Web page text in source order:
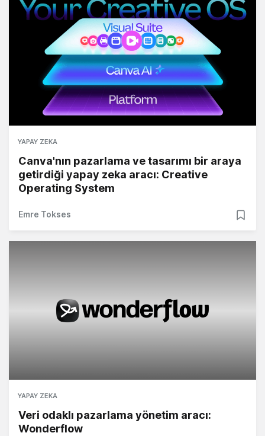
YAPAY ZEKA
Canva'nın pazarlama ve tasarımı bir araya
getirdiği yapay zeka aracı: Creative
Operating System
Emre Tokses
YAPAY ZEKA
Veri odaklı pazarlama yönetim aracı:
Wonderflow